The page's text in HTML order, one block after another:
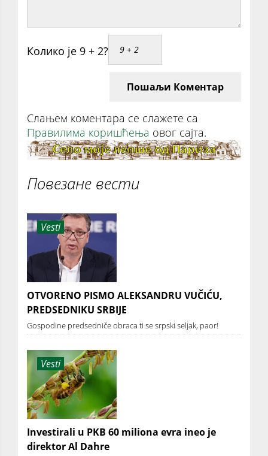
Колико је 9 + 2?
Пошаљи Коментар
Слањем коментара се слажете са
Правилима коришћења овог сајта.
Повезане вести
Vesti
OTVORENO PISMO ALEKSANDRU VUČIĆU,
PREDSEDNIKU SRBIJE
Gospodine predsedniče obraca ti se srpski seljak, paor!
Vesti
Investirali u PKB 60 miliona evra ineo je
direktor Al Dahre